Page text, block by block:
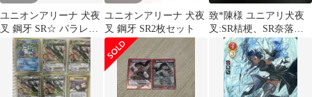
ユニオンアリーナ 犬夜
叉 鋼牙 SR☆ パラレル
2枚
ユニオンアリーナ 犬夜
叉 鋼牙 SR2枚セット
致*陳様 ユニアリ犬夜
叉:SR桔梗、SR奈落、
SR鋼牙、R5枚セット
【極美品】